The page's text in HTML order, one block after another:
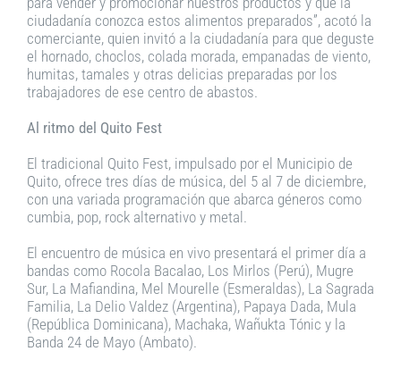
ciudadanía conozca estos alimentos preparados”, acotó la
comerciante, quien invitó a la ciudadanía para que deguste
el hornado, choclos, colada morada, empanadas de viento,
humitas, tamales y otras delicias preparadas por los
trabajadores de ese centro de abastos.
Al ritmo del Quito Fest
El tradicional Quito Fest, impulsado por el Municipio de
Quito, ofrece tres días de música, del 5 al 7 de diciembre,
con una variada programación que abarca géneros como
cumbia, pop, rock alternativo y metal.
El encuentro de música en vivo presentará el primer día a
bandas como Rocola Bacalao, Los Mirlos (Perú), Mugre
Sur, La Mafiandina, Mel Mourelle (Esmeraldas), La Sagrada
Familia, La Delio Valdez (Argentina), Papaya Dada, Mula
(República Dominicana), Machaka, Wañukta Tónic y la
Banda 24 de Mayo (Ambato).